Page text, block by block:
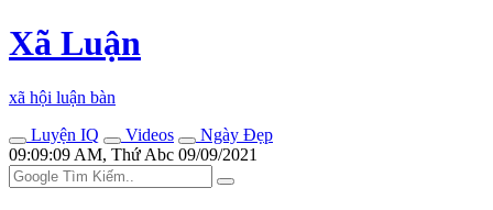
Xã Luận
xã hội luận bàn
Luyện IQ
Videos
Ngày Đẹp
09:09:09 AM, Thứ Abc 09/09/2021